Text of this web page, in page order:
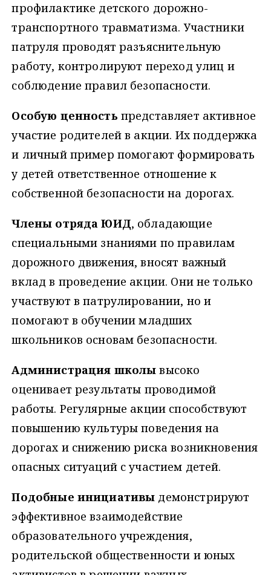
профилактике детского дорожно-
транспортного травматизма. Участники
патруля проводят разъяснительную
работу, контролируют переход улиц и
соблюдение правил безопасности.
Особую ценность представляет активное
участие родителей в акции. Их поддержка
и личный пример помогают формировать
у детей ответственное отношение к
собственной безопасности на дорогах.
Члены отряда ЮИД, обладающие
специальными знаниями по правилам
дорожного движения, вносят важный
вклад в проведение акции. Они не только
участвуют в патрулировании, но и
помогают в обучении младших
школьников основам безопасности.
Администрация школы высоко
оценивает результаты проводимой
работы. Регулярные акции способствуют
повышению культуры поведения на
дорогах и снижению риска возникновения
опасных ситуаций с участием детей.
Подобные инициативы демонстрируют
эффективное взаимодействие
образовательного учреждения,
родительской общественности и юных